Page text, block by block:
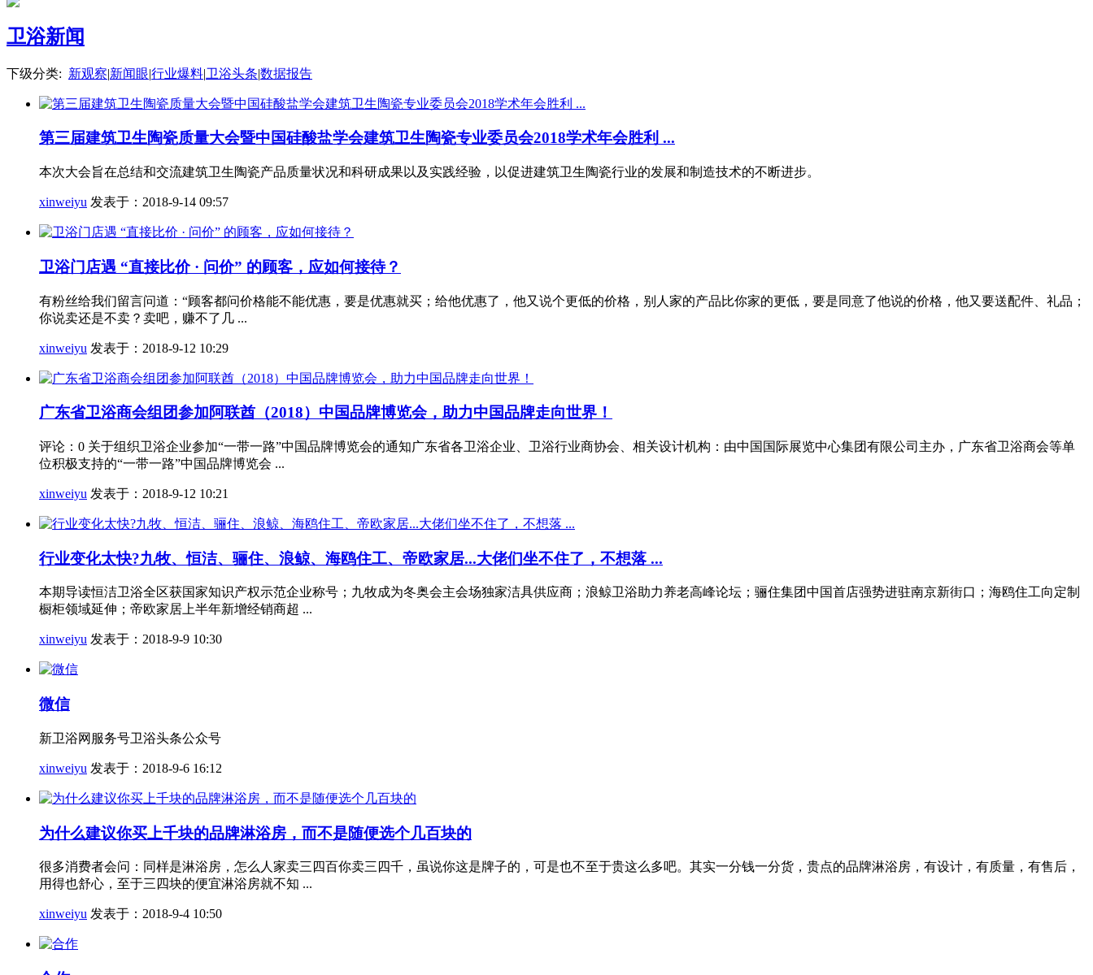
卫浴新闻
下级分类: 新观察|新闻眼|行业爆料|卫浴头条|数据报告
第三届建筑卫生陶瓷质量大会暨中国硅酸盐学会建筑卫生陶瓷专业委员会2018学术年会胜利 ...
本次大会旨在总结和交流建筑卫生陶瓷产品质量状况和科研成果以及实践经验，以促进建筑卫生陶瓷行业的发展和制造技术的不断进步。
xinweiyu 发表于：2018-9-14 09:57
卫浴门店遇 “直接比价 · 问价” 的顾客，应如何接待？
有粉丝给我们留言问道：“顾客都问价格能不能优惠，要是优惠就买；给他优惠了，他又说个更低的价格，别人家的产品比你家的更低，要是同意了他说的价格，他又要送配件、礼品；
你说卖还是不卖？卖吧，赚不了几 ...
xinweiyu 发表于：2018-9-12 10:29
广东省卫浴商会组团参加阿联酋（2018）中国品牌博览会，助力中国品牌走向世界！
评论：0 关于组织卫浴企业参加“一带一路”中国品牌博览会的通知广东省各卫浴企业、卫浴行业商协会、相关设计机构：由中国国际展览中心集团有限公司主办，广东省卫浴商会等单
位积极支持的“一带一路”中国品牌博览会 ...
xinweiyu 发表于：2018-9-12 10:21
行业变化太快?九牧、恒洁、骊住、浪鲸、海鸥住工、帝欧家居...大佬们坐不住了，不想落 ...
本期导读恒洁卫浴全区获国家知识产权示范企业称号；九牧成为冬奥会主会场独家洁具供应商；浪鲸卫浴助力养老高峰论坛；骊住集团中国首店强势进驻南京新街口；海鸥住工向定制
橱柜领域延伸；帝欧家居上半年新增经销商超 ...
xinweiyu 发表于：2018-9-9 10:30
微信
新卫浴网服务号卫浴头条公众号
xinweiyu 发表于：2018-9-6 16:12
为什么建议你买上千块的品牌淋浴房，而不是随便选个几百块的
很多消费者会问：同样是淋浴房，怎么人家卖三四百你卖三四千，虽说你这是牌子的，可是也不至于贵这么多吧。其实一分钱一分货，贵点的品牌淋浴房，有设计，有质量，有售后，
用得也舒心，至于三四块的便宜淋浴房就不知 ...
xinweiyu 发表于：2018-9-4 10:50